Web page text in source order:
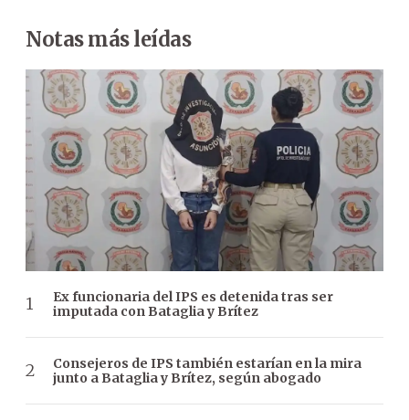
Notas más leídas
Ex funcionaria del IPS es detenida tras ser
imputada con Bataglia y Brítez
Consejeros de IPS también estarían en la mira
junto a Bataglia y Brítez, según abogado